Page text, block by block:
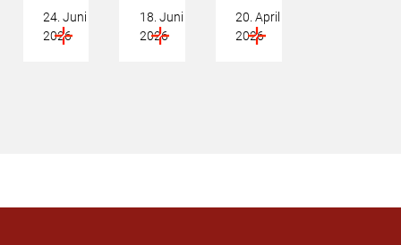
24. Juni
2026
18. Juni
2026
20. April
2026